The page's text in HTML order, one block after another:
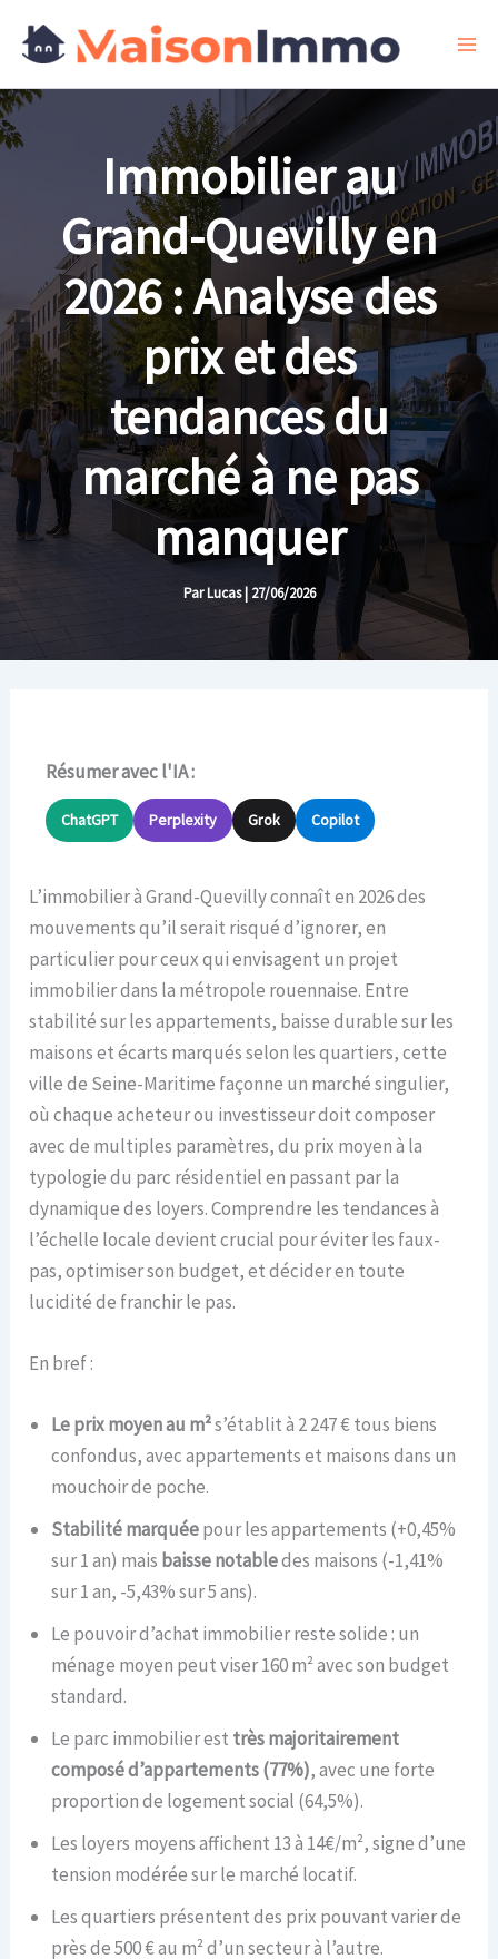
Immobilier au
Grand-Quevilly en
2026 : Analyse des
prix et des
tendances du
marché à ne pas
manquer
ParLucas| 27/06/2026
Résumer avec l'IA :
ChatGPT Perplexity Grok Copilot
L’immobilier à Grand-Quevilly connaît en 2026 des
mouvements qu’il serait risqué d’ignorer, en
particulier pour ceux qui envisagent un projet
immobilier dans la métropole rouennaise. Entre
stabilité sur les appartements, baisse durable sur les
maisons et écarts marqués selon les quartiers, cette
ville de Seine-Maritime façonne un marché singulier,
où chaque acheteur ou investisseur doit composer
avec de multiples paramètres, du prix moyen à la
typologie du parc résidentiel en passant par la
dynamique des loyers. Comprendre les tendances à
l’échelle locale devient crucial pour éviter les faux-
pas, optimiser son budget, et décider en toute
lucidité de franchir le pas.
En bref :
Le prix moyen au m²s’établit à 2 247 € tous biens
confondus, avec appartements et maisons dans un
mouchoir de poche.
Stabilité marquéepour les appartements (+0,45%
sur 1 an) mais baisse notabledes maisons (-1,41%
sur 1 an, -5,43% sur 5 ans).
Le pouvoir d’achat immobilier reste solide : un
ménage moyen peut viser 160 m² avec son budget
standard.
Le parc immobilier est très majoritairement
composé d’appartements (77%), avec une forte
proportion de logement social (64,5%).
Les loyers moyens affichent 13 à 14€/m², signe d’une
tension modérée sur le marché locatif.
Les quartiers présentent des prix pouvant varier de
près de 500 € au m² d’un secteur à l’autre.